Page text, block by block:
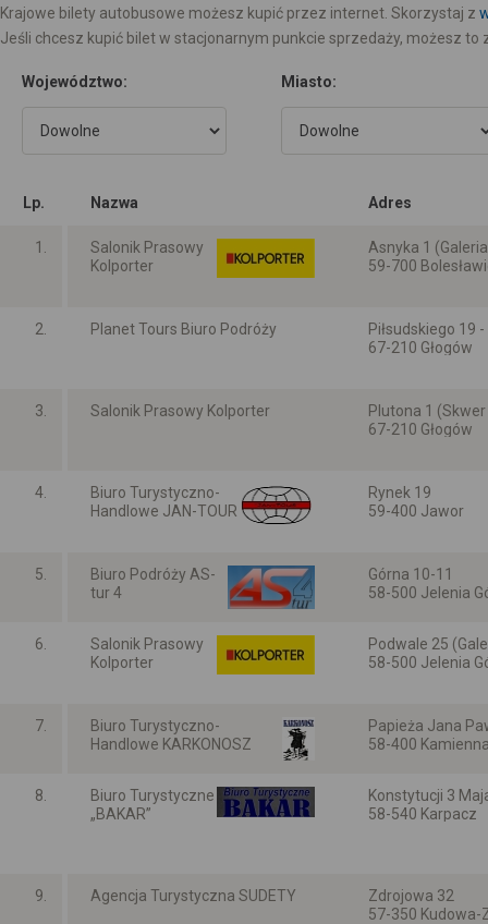
Krajowe bilety autobusowe możesz kupić przez internet. Skorzystaj z
Jeśli chcesz kupić bilet w stacjonarnym punkcie sprzedaży, możesz
Województwo: Miasto:
Lp. Nazwa Adres
1.
Salonik Prasowy
Kolporter
Asnyka 1
59-700
2. Planet Tours Biuro Podróży
Piłsudskiego 19
67-210 Głogów
3. Salonik Prasowy Kolporter
Plutona 1
67-210 Głogów
4.
Biuro Turystyczno-
Handlowe JAN-TOUR
Rynek 19
59-400 Jawor
5.
Biuro Podróży AS-
tur 4
Górna 10-11
58-500 Jelenia
6.
Salonik Prasowy
Kolporter
Podwale 25
58-500 Jelenia
7.
Biuro Turystyczno-
Handlowe KARKONOSZ
Papieża Jana
58-400
8.
Biuro Turystyczne
„BAKAR”
Konstytucji 3
58-540 Karpacz
9. Agencja Turystyczna SUDETY
Zdrojowa 32
57-350 Kudowa-